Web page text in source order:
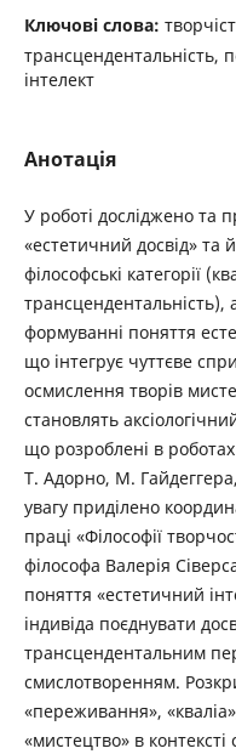
Ключові слова:
трансцендентальність,
інтелект
Анотація
У роботі досліджено та
«естетичний досвід» та
філософські категорії
трансцендентальність),
формуванні поняття
що інтегрує чуттєве
осмислення творів
становлять
що розроблені в
Т. Адорно, М.
увагу приділено
праці «Філософії
філософа Валерія
поняття «естетичний
індивіда поєднувати
трансцендентальним
смислотворенням.
«переживання»,
«мистецтво» в